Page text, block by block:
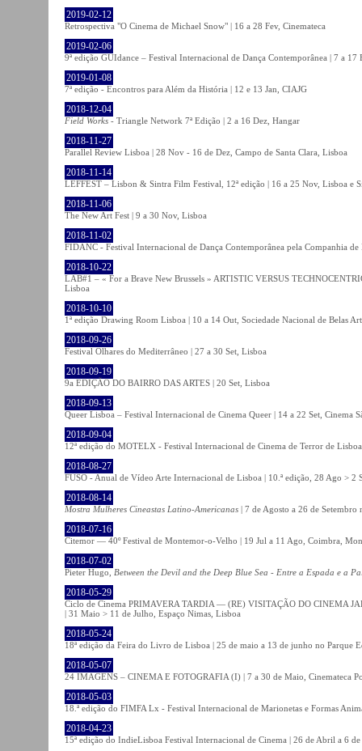
2019-02-12
Retrospectiva "O Cinema de Michael Snow" | 16 a 28 Fev, Cinemateca
2019-02-06
9ª edição GUIdance – Festival Internacional de Dança Contemporânea | 7 a 17
2019-01-08
7ª edição - Encontros para Além da História | 12 e 13 Jan, CIAJG
2018-12-04
Field Works - Triangle Network 7ª Edição | 2 a 16 Dez, Hangar
2018-11-27
Parallel Review Lisboa | 28 Nov - 16 de Dez, Campo de Santa Clara, Lisboa
2018-11-14
LEFFEST – Lisbon & Sintra Film Festival, 12ª edição | 16 a 25 Nov, Lisboa e
2018-11-06
The New Art Fest | 9 a 30 Nov, Lisboa
2018-11-02
FIDANC - Festival Internacional de Dança Contemporânea pela Companhia
2018-10-22
LAB#1 – « For a Brave New Brussels » ARTISTIC VERSUS
Lisboa
2018-10-10
1ª edição Drawing Room Lisboa | 10 a 14 Out, Sociedade Nacional de Belas
2018-09-26
Festival Olhares do Mediterrâneo | 27 a 30 Set, Lisboa
2018-09-19
9a EDIÇÃO DO BAIRRO DAS ARTES | 20 Set, Lisboa
2018-09-13
Queer Lisboa – Festival Internacional de Cinema Queer | 14 a 22 Set, Cinema
2018-09-04
12ª edição do MOTELX - Festival Internacional de Cinema de Terror de
2018-08-27
FUSO - Anual de Vídeo Arte Internacional de Lisboa | 10.ª edição, 28 Ago > 2
2018-08-14
Mostra Mulheres Cineastas Latino-Americanas | 7 de Agosto a 26 de Setembro
2018-07-16
Citemor — 40º Festival de Montemor-o-Velho | 19 Jul a 11 Ago, Coimbra,
2018-07-02
Pieter Hugo, Between the Devil and the Deep Blue Sea - Entre a Espada e a
2018-05-29
Ciclo de Cinema PRIMAVERA TARDIA — (RE) VISITAÇÃO DO CINEMA
| 31 Maio > 11 de Julho, Espaço Nimas, Lisboa
2018-05-24
18ª edição da Feira do Livro de Lisboa | 25 de maio a 13 de junho no Parque
2018-05-07
24 IMAGENS – CINEMA E FOTOGRAFIA (I) | 7 a 30 de Maio, Cinemateca
2018-05-03
18.ª edição do FIMFA Lx - Festival Internacional de Marionetas e Formas
2018-04-23
15ª edição do IndieLisboa Festival Internacional de Cinema | 26 de Abril a 6